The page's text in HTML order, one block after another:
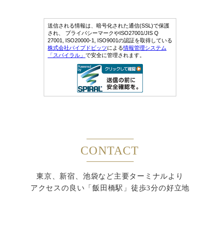
CONTACT
東京、新宿、池袋など主要ターミナルより
アクセスの良い「飯田橋駅」徒歩3分の好立地